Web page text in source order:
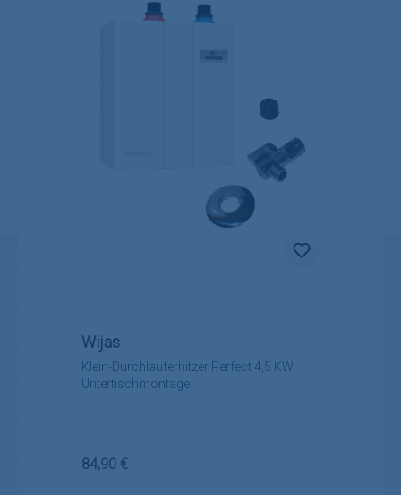
Klein-Durchlauferhitzer Perfect 4,5 KW
Untertischmontage
Wijas
Regulärer Preis:
84,90 €